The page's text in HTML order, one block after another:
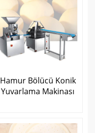
Hamur Bölücü Konik
Yuvarlama Makinası